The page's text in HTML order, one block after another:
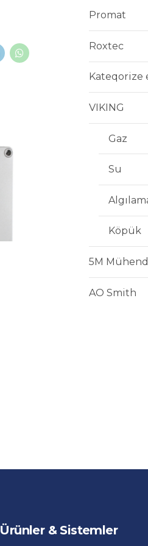
Promat
Roxtec
Kateqorize
VIKING
Gaz
Su
Köpük
5M
AO Smith
Ürünler & Sistemler